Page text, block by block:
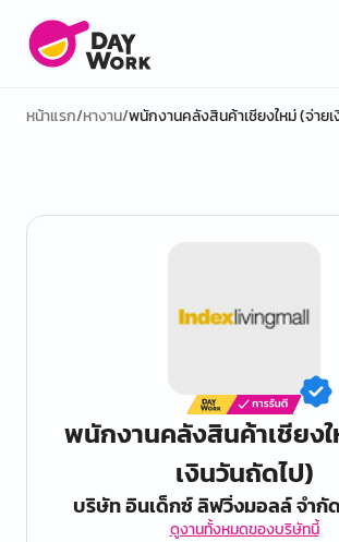
หน้าแรก/หางาน/พนักงานคลังสินค้าเชียงใหม่ (จ่าย
พนักงานคลังสินค้าเชียง
เงินวันถัดไป)
บริษัท อินเด็กซ์ ลิฟวิ่งมอลล์ จำกั
ดูงานทั้งหมดของบริษัทนี้